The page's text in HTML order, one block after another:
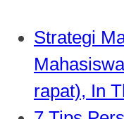
Strategi
rapat), In